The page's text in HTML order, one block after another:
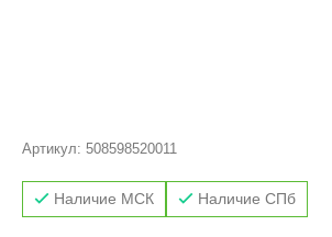
Артикул: 508598520011
Наличие МСК Наличие СПб